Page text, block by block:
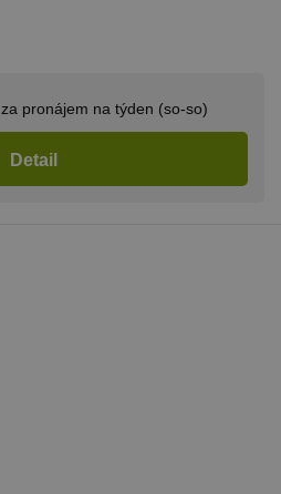
za pronájem na týden (so-so)
Detail